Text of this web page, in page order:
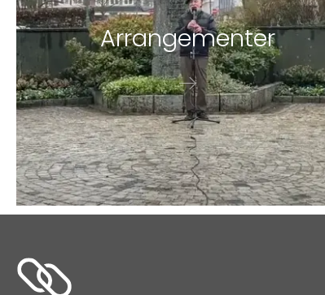
Ar­ran­ge­men­ter